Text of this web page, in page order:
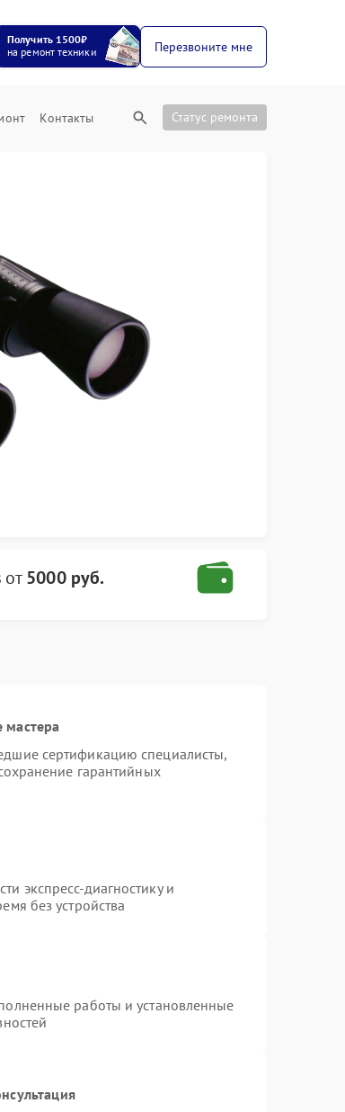
Получить 1500₽
на ремонт техники
Перезвоните мне
Контакты Статус ремонта
от5000 руб.
мастера
сертификацию специалисты,
гарантийных
экспресс-диагностику и
без устройства
работы и установленные